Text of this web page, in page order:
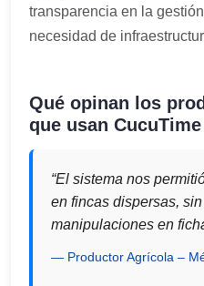
transparencia en la
necesidad de
Qué opinan los
que usan CucuTime
“El sistema nos
en fincas dispersas,
manipulaciones en
Productor Agrícola –